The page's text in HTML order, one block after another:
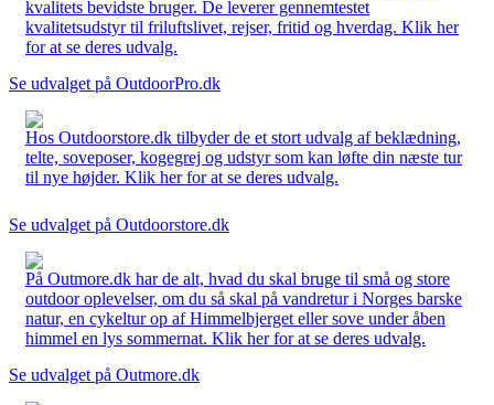
kvalitets bevidste bruger. De leverer gennemtestet
kvalitetsudstyr til friluftslivet, rejser, fritid og hverdag. Klik her
for at se deres udvalg.
Se udvalget på OutdoorPro.dk
Hos Outdoorstore.dk tilbyder de et stort udvalg af beklædning,
telte, soveposer, kogegrej og udstyr som kan løfte din næste tur
til nye højder. Klik her for at se deres udvalg.
Se udvalget på Outdoorstore.dk
På Outmore.dk har de alt, hvad du skal bruge til små og store
outdoor oplevelser, om du så skal på vandretur i Norges barske
natur, en cykeltur op af Himmelbjerget eller sove under åben
himmel en lys sommernat. Klik her for at se deres udvalg.
Se udvalget på Outmore.dk